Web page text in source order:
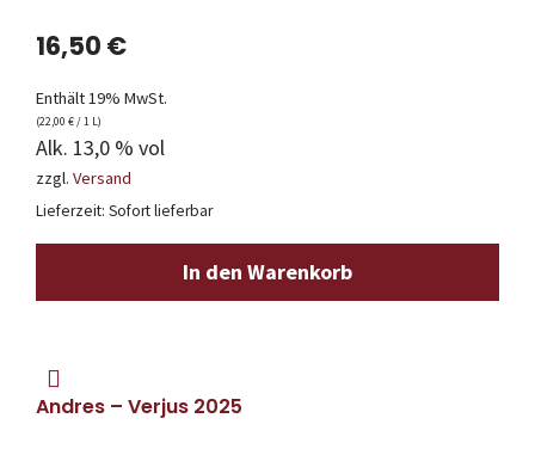
16,50 €
Enthält 19% MwSt.
(22,00 €/ 1 L)
Alk. 13,0 % vol
zzgl. Versand
Lieferzeit: Sofort lieferbar
In den Warenkorb
Andres – Verjus 2025